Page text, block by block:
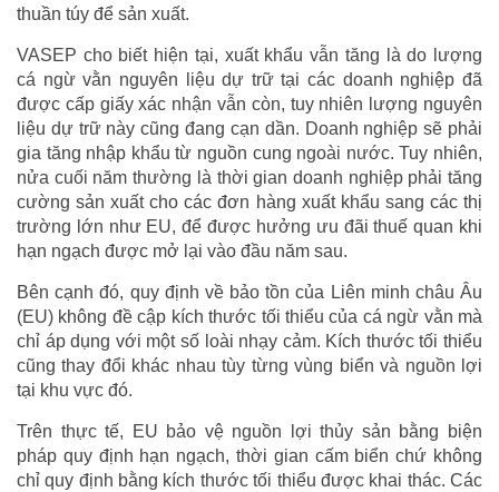
thuần túy để sản xuất.
VASEP cho biết hiện tại, xuất khẩu vẫn tăng là do lượng
cá ngừ vằn nguyên liệu dự trữ tại các doanh nghiệp đã
được cấp giấy xác nhận vẫn còn, tuy nhiên lượng nguyên
liệu dự trữ này cũng đang cạn dần. Doanh nghiệp sẽ phải
gia tăng nhập khẩu từ nguồn cung ngoài nước. Tuy nhiên,
nửa cuối năm thường là thời gian doanh nghiệp phải tăng
cường sản xuất cho các đơn hàng xuất khẩu sang các thị
trường lớn như EU, để được hưởng ưu đãi thuế quan khi
hạn ngạch được mở lại vào đầu năm sau.
Bên cạnh đó, quy định về bảo tồn của Liên minh châu Âu
(EU) không đề cập kích thước tối thiểu của cá ngừ vằn mà
chỉ áp dụng với một số loài nhạy cảm. Kích thước tối thiểu
cũng thay đổi khác nhau tùy từng vùng biển và nguồn lợi
tại khu vực đó.
Trên thực tế, EU bảo vệ nguồn lợi thủy sản bằng biện
pháp quy định hạn ngạch, thời gian cấm biển chứ không
chỉ quy định bằng kích thước tối thiểu được khai thác. Các